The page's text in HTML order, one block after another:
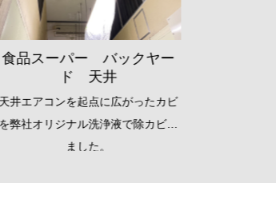
社員寮浴室 天井
水蒸気が出やすい場所に広がったカ
ビを弊社オリジナル洗浄液で除カビ
しました。